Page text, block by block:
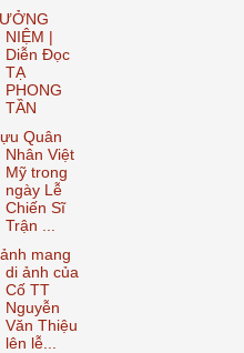
NIỆM |
Diễn Đọc
TẠ
PHONG
TẦN
Quân
Nhân Việt
Mỹ trong
ngày Lễ
Chiến Sĩ
Trận ...
mang
di ảnh của
Cố TT
Nguyễn
Văn Thiệu
lên lễ...